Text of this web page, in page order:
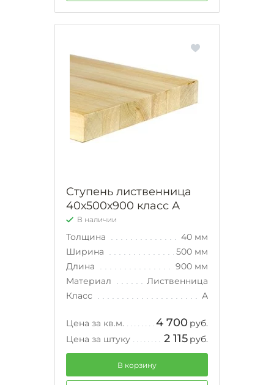
Ступень лиственница
40х500х900 класс А
В наличии
Толщина
40 мм
Ширина
500 мм
Длина
900 мм
Материал
Лиственница
Класс
А
Цена за кв.м. 4 700 руб.
Цена за штуку
2 115 руб.
В корзину